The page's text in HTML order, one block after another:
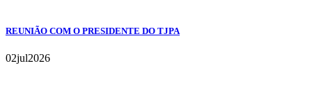
REUNIÃO COM O PRESIDENTE DO TJPA
02jul2026